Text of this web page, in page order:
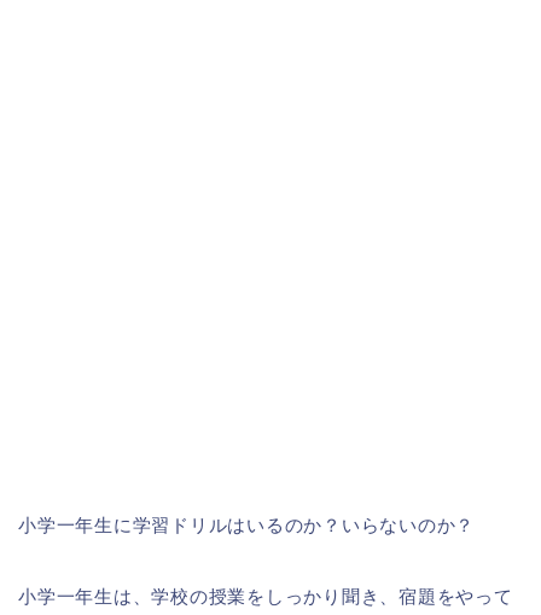
小学一年生に学習ドリルはいるのか？いらないのか？
小学一年生は、学校の授業をしっかり聞き、宿題をやって